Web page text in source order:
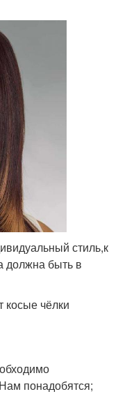
стиль,к
должна быть в
чёлки
понадобятся;